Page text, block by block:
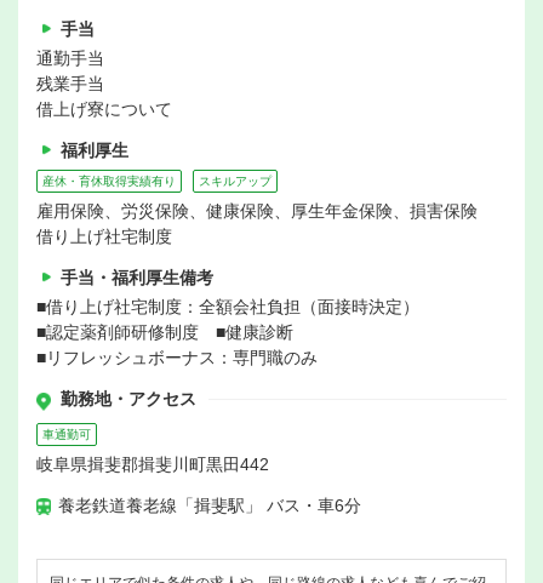
手当
通勤手当
残業手当
借上げ寮について
福利厚生
産休・育休取得実績有り スキルアップ
雇用保険、労災保険、健康保険、厚生年金保険、損害保険
借り上げ社宅制度
手当・福利厚生備考
■借り上げ社宅制度：全額会社負担（面接時決定）
■認定薬剤師研修制度 ■健康診断
■リフレッシュボーナス：専門職のみ
勤務地・アクセス
車通勤可
岐阜県揖斐郡揖斐川町黒田442
養老鉄道養老線「揖斐駅」 バス・車6分